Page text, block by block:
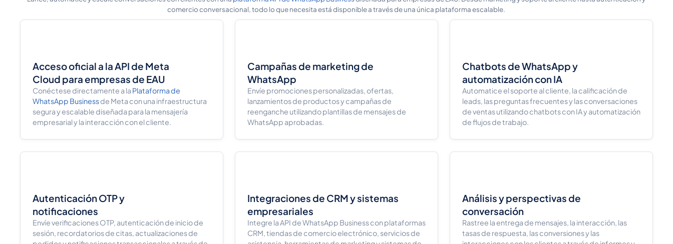
comercio conversacional, todo lo que necesita está disponible a través de una única plataforma escalable.
Acceso oficial a la API de Meta
Cloud para empresas de EAU
Conéctese directamente a la Plataforma de
WhatsApp Businessde Meta con una infraestructura
segura y escalable diseñada para la mensajería
empresarial y la interacción con el cliente.
Campañas de marketing de
WhatsApp
Envíe promociones personalizadas, ofertas,
lanzamientos de productos y campañas de
reenganche utilizando plantillas de mensajes de
WhatsApp aprobadas.
Chatbots de WhatsApp y
automatización con IA
Automatice el soporte al cliente, la calificación de
leads, las preguntas frecuentes y las conversaciones
de ventas utilizando chatbots con IA y automatización
de flujos de trabajo.
Autenticación OTP y
notificaciones
Envíe verificaciones OTP, autenticación de inicio de
sesión, recordatorios de citas, actualizaciones de
Integraciones de CRM y sistemas
empresariales
Integre la API de WhatsApp Business con plataformas
CRM, tiendas de comercio electrónico, servicios de
Análisis y perspectivas de
conversación
Rastree la entrega de mensajes, la interacción, las
tasas de respuesta, las conversiones y las